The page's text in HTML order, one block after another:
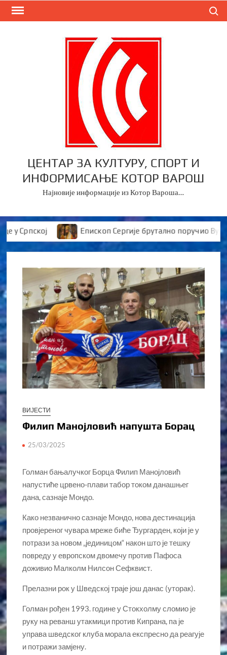
Skip
ЦЕНТАР ЗА КУЛТУРУ, СПОРТ И
ИНФОРМИСАЊЕ КОТОР ВАРОШ
Најновије информације из Котор Вароша…
Епископ Сергије брутално поручио
ВИЈЕСТИ
Филип Манојловић напушта Борац
25/03/2025
Голман бањалучког Борца Филип Манојловић
напустиће црвено-плави табор током данашњег
дана, сазнаје Мондо.
Како незванично сазнаје Мондо, нова дестинација
провјереног чувара мреже биће Ђургарден, који је у
потрази за новом „јединицом“ након што је тешку
повреду у европском двомечу против Пафоса
доживио Малколм Нилсон Сефквист.
Прелазни рок у Шведској траје још данас (уторак).
Голман рођен 1993. године у Стокхолму сломио је
руку на реванш утакмици против Кипрана, па је
управа шведског клуба морала експресно да реагује
и потражи замјену.